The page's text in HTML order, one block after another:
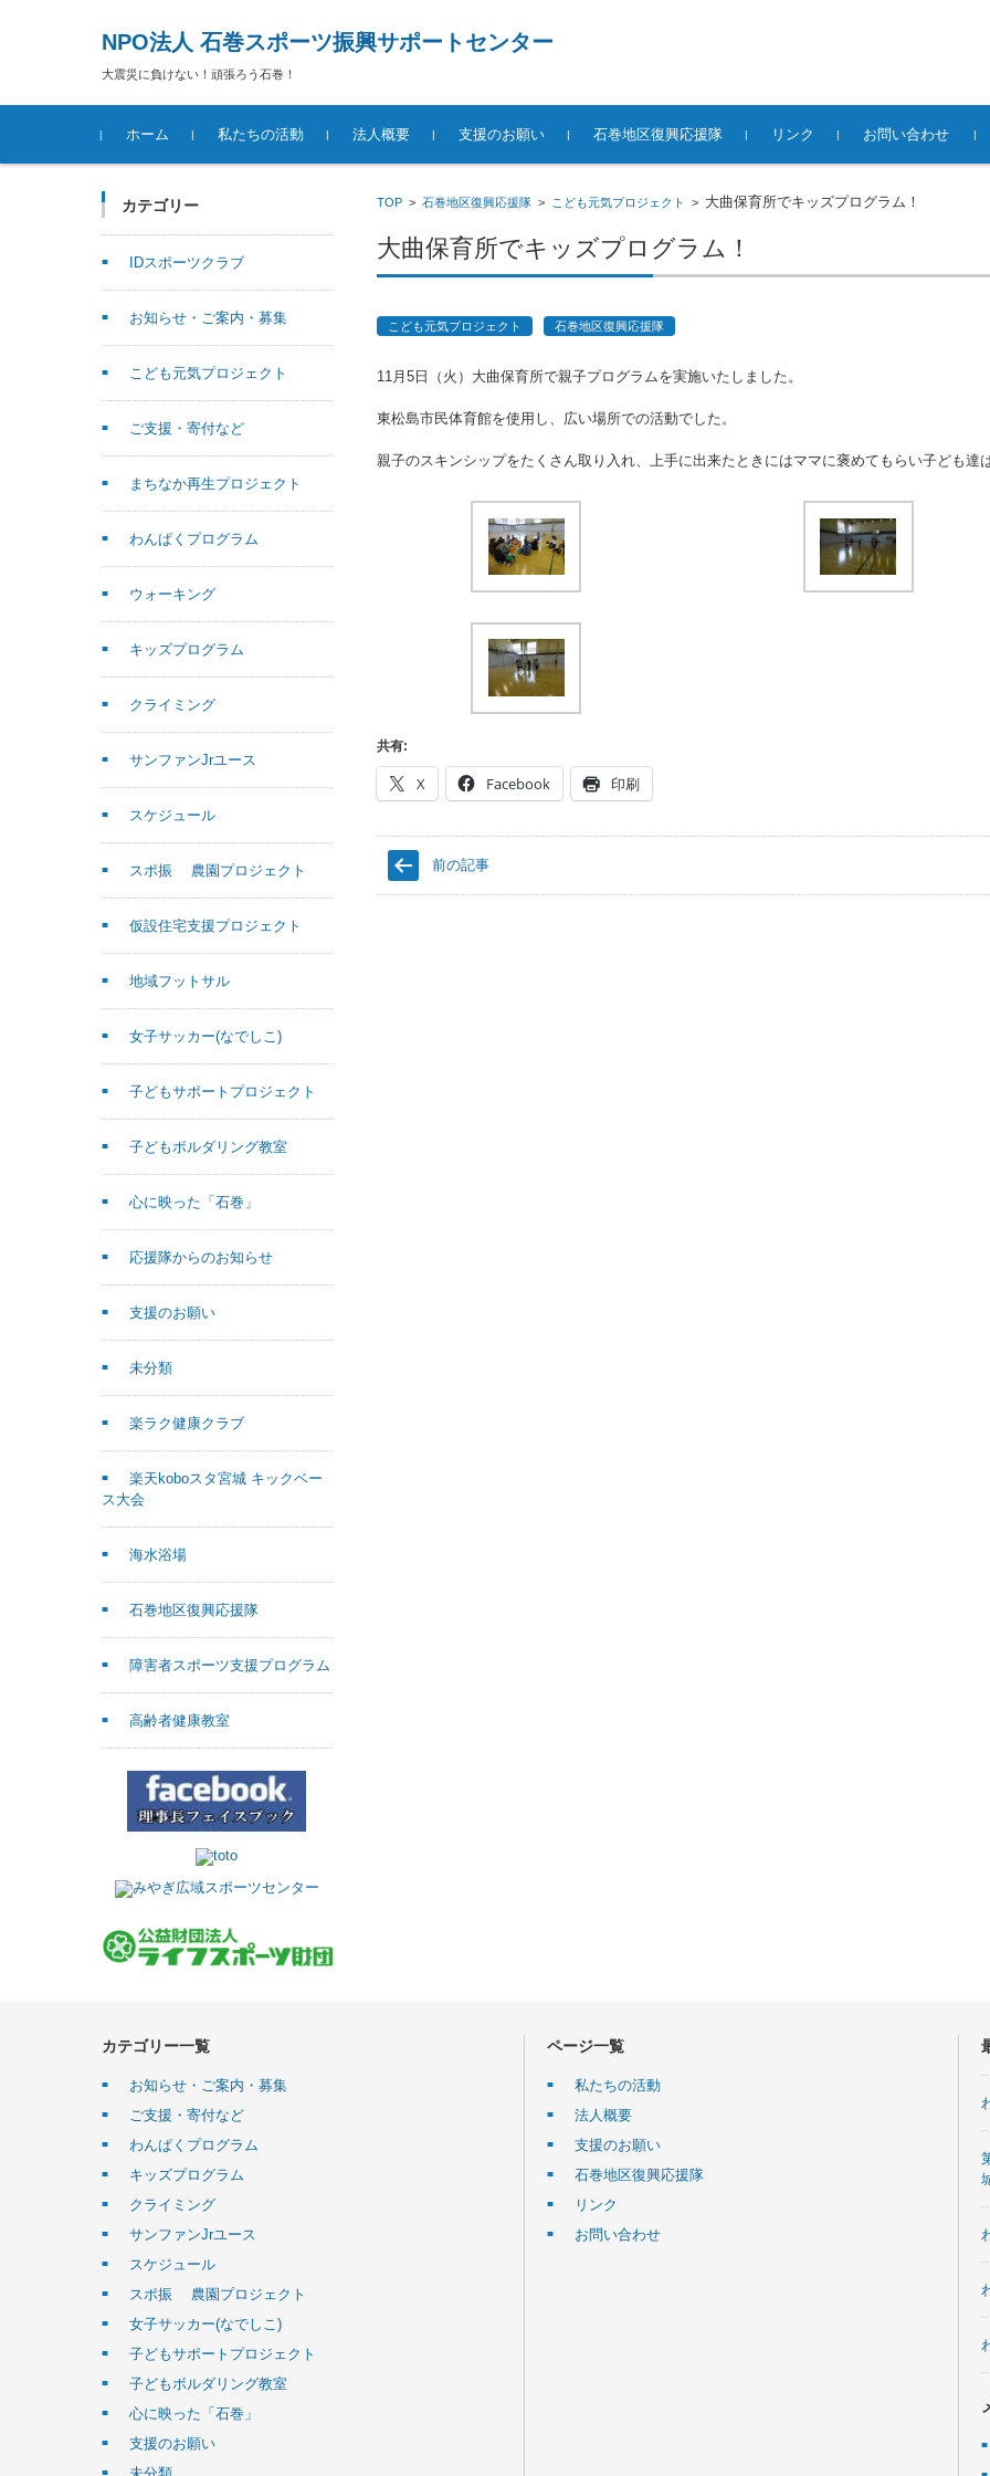
NPO法人 石巻スポーツ振興サポートセンター
大震災に負けない！頑張ろう石巻！
コンテンツに移動
ホーム
私たちの活動 法人概要 支援のお願い 石巻地区復興応援隊 リンク お問い合わせ
TOP> 石巻地区復興応援隊> こども元気プロジェクト > 大曲保育所でキッズプログラム！
大曲保育所でキッズプログラム！
こども元気プロジェクト 石巻地区復興応援隊
11月5日（火）大曲保育所で親子プログラムを実施いたしました。
東松島市民体育館を使用し、広い場所での活動でした。
親子のスキンシップをたくさん取り入れ、上手に出来たときにはママに褒めてもらい子ども達
共有:
X Facebook 印刷
前の記事
カテゴリー
IDスポーツクラブ
お知らせ・ご案内・募集
こども元気プロジェクト
ご支援・寄付など
まちなか再生プロジェクト
わんぱくプログラム
ウォーキング
キッズプログラム
クライミング
サンファンJrユース
スケジュール
スポ振 農園プロジェクト
仮設住宅支援プロジェクト
地域フットサル
女子サッカー(なでしこ)
子どもサポートプロジェクト
子どもボルダリング教室
心に映った「石巻」
応援隊からのお知らせ
支援のお願い
未分類
楽ラク健康クラブ
楽天koboスタ宮城 キックベー
ス大会
海水浴場
石巻地区復興応援隊
障害者スポーツ支援プログラム
高齢者健康教室
カテゴリー一覧
お知らせ・ご案内・募集
ご支援・寄付など
わんぱくプログラム
キッズプログラム
クライミング
サンファンJrユース
スケジュール
スポ振 農園プロジェクト
女子サッカー(なでしこ)
子どもサポートプロジェクト
子どもボルダリング教室
心に映った「石巻」
支援のお願い
ページ一覧
私たちの活動
法人概要
支援のお願い
石巻地区復興応援隊
リンク
お問い合わせ